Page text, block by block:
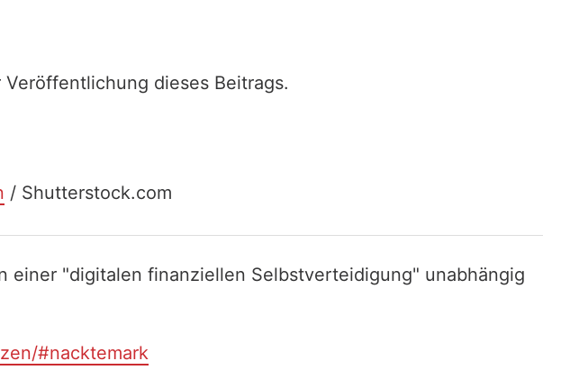
dieses Beitrags.
/ Shutterstock.com
einer "digitalen finanziellen Selbstverteidigung" unabhängig
#nacktemark